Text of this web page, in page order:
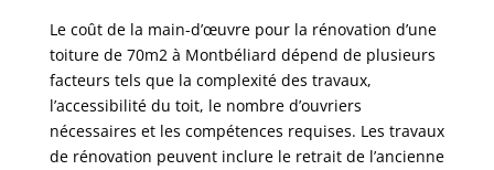
Le coût de la main-d’œuvre pour la rénovation d’une
toiture de 70m2 à Montbéliard dépend de plusieurs
facteurs tels que la complexité des travaux,
l’accessibilité du toit, le nombre d’ouvriers
nécessaires et les compétences requises. Les travaux
de rénovation peuvent inclure le retrait de l’ancienne